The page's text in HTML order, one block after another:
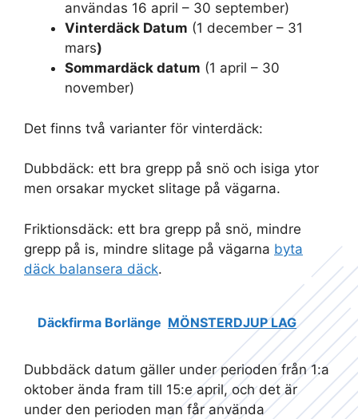
användas 16 april – 30 september)
Vinterdäck Datum (1 december – 31
mars)
Sommardäck datum (1 april – 30
november)
Det finns två varianter för vinterdäck:
Dubbdäck: ett bra grepp på snö och isiga ytor
men orsakar mycket slitage på vägarna.
Friktionsdäck: ett bra grepp på snö, mindre
grepp på is, mindre slitage på vägarna byta
däck balansera däck.
Däckfirma Borlänge MÖNSTERDJUP LAG
Dubbdäck datum gäller under perioden från 1:a
oktober ända fram till 15:e april, och det är
under den perioden man får använda